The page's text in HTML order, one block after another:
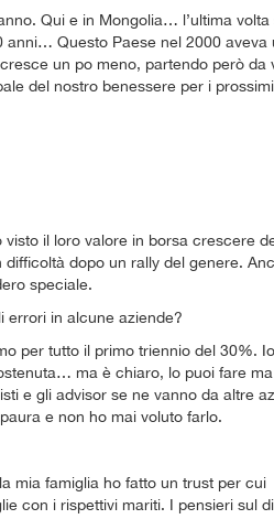
Qui e in Mongolia… l’ultima volta
anni… Questo Paese nel 2000 aveva
un po meno, partendo però da
del nostro benessere per i
il loro valore in borsa crescere
dopo un rally del genere.
speciale.
errori in alcune aziende?
per tutto il primo triennio del 30%. Io
ma è chiaro, lo puoi fare
e gli advisor se ne vanno da altre
e non ho mai voluto farlo.
mia famiglia ho fatto un trust per cui
con i rispettivi mariti. I pensieri sul